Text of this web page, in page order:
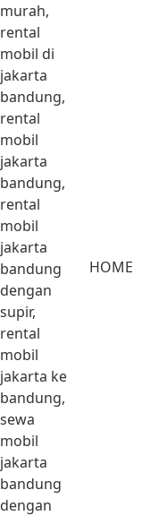
murah,
rental
mobil di
jakarta
bandung,
rental
mobil
jakarta
bandung,
rental
mobil
jakarta
bandung
dengan
supir,
rental
mobil
jakarta ke
bandung,
sewa
mobil
jakarta
bandung
dengan
HOME